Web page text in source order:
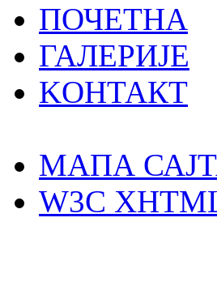
ПОЧЕТНА
ГАЛЕРИЈЕ
KOНТАКТ
MAПА
W3C